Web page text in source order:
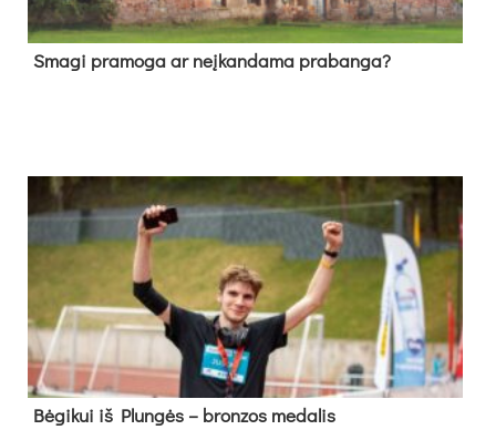
Sma­gi pra­mo­ga ar neį­kan­da­ma pra­ban­ga?
Bė­gi­kui iš Plun­gės – bron­zos me­da­lis